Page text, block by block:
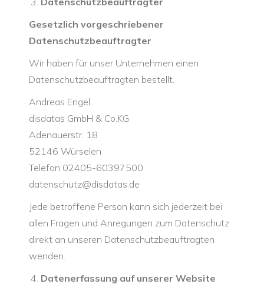
Gesetzlich vorgeschriebener
Datenschutzbeauftragter
Wir haben für unser Unternehmen einen
Datenschutzbeauftragten bestellt.
Andreas Engel
disdatas GmbH & Co.KG
Adenauerstr. 18
52146 Würselen
Telefon 02405-60397500
datenschutz@disdatas.de
Jede betroffene Person kann sich jederzeit bei
allen Fragen und Anregungen zum Datenschutz
direkt an unseren Datenschutzbeauftragten
wenden.
Datenerfassung auf unserer Website